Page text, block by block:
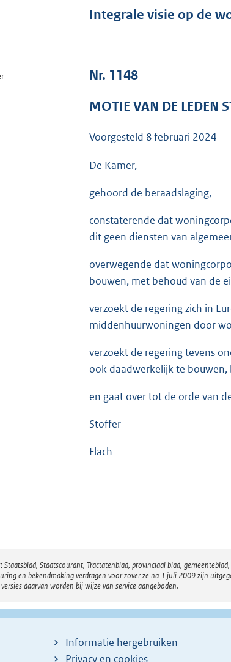
Integrale visie op de
Nr. 1148
MOTIE VAN DE LEDEN
Voorgesteld 8 februari 2024
De Kamer,
gehoord de beraadslaging,
constaterende dat
dit geen diensten van
overwegende dat
bouwen, met behoud van de
verzoekt de regering zich in
middenhuurwoningen door
verzoekt de regering tevens
ook daadwerkelijk te
en gaat over tot de orde van
Stoffer
Flach
Staatscourant, Tractatenblad, provinciaal blad,
en bekendmaking verdragen voor zover ze na 1 juli 2009 zijn
daarvan worden bij wijze van service aangeboden.
Informatie hergebruiken
Privacy en cookies